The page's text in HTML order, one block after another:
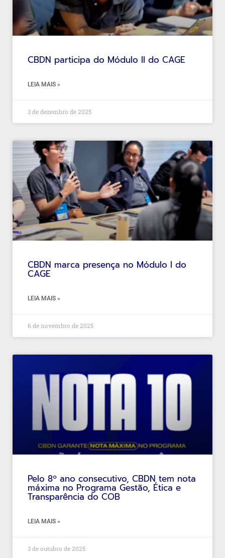
CBDN participa do Módulo II do CAGE
LEIA MAIS »
3 de dezembro de 2025
CBDN marca presença no Módulo I do
CAGE
LEIA MAIS »
6 de novembro de 2025
Pelo 8º ano consecutivo, CBDN tem nota
máxima no Programa Gestão, Ética e
Transparência do COB
LEIA MAIS »
3 de outubro de 2025